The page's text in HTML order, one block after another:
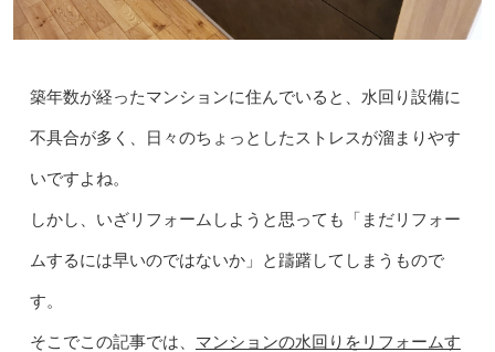
築年数が経ったマンションに住んでいると、水回り設備に
不具合が多く、日々のちょっとしたストレスが溜まりやす
いですよね。
しかし、いざリフォームしようと思っても「まだリフォー
ムするには早いのではないか」と躊躇してしまうもので
す。
そこでこの記事では、 マンションの水回りをリフォームす